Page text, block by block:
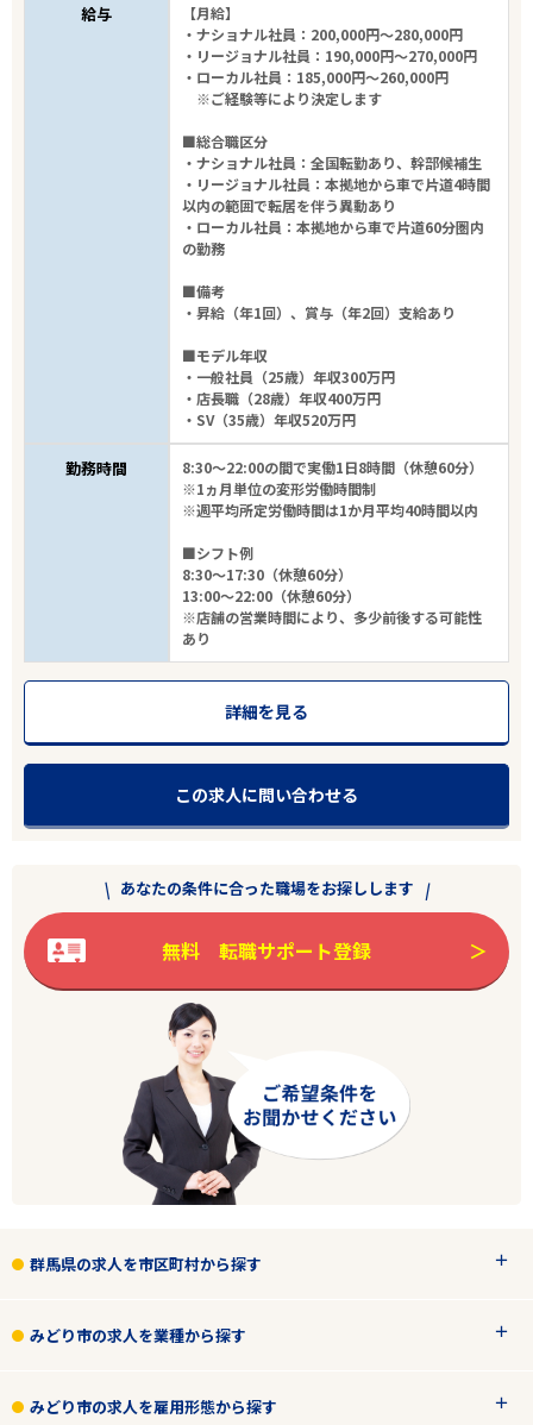
給与
【月給】
・ナショナル社員：200,000円～280,000円
・リージョナル社員：190,000円～270,000円
・ローカル社員：185,000円～260,000円
※ご経験等により決定します
■総合職区分
・ナショナル社員：全国転勤あり、幹部候補生
・リージョナル社員：本拠地から車で片道4時間
以内の範囲で転居を伴う異動あり
・ローカル社員：本拠地から車で片道60分圏内
の勤務
■備考
・昇給（年1回）、賞与（年2回）支給あり
■モデル年収
・一般社員（25歳）年収300万円
・店長職（28歳）年収400万円
・SV（35歳）年収520万円
勤務時間
8:30～22:00の間で実働1日8時間（休憩60分）
※1ヵ月単位の変形労働時間制
※週平均所定労働時間は1か月平均40時間以内
■シフト例
8:30～17:30（休憩60分）
13:00～22:00（休憩60分）
※店舗の営業時間により、多少前後する可能性
あり
詳細を見る
この求人に問い合わせる
あなたの条件に合った職場をお探しします
無料 転職サポート登録
群馬県の求人を市区町村から探す
みどり市の求人を業種から探す
みどり市の求人を雇用形態から探す